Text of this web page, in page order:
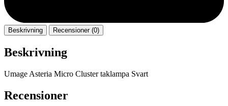
Beskrivning Recensioner (0)
Beskrivning
Umage Asteria Micro Cluster taklampa Svart
Recensioner